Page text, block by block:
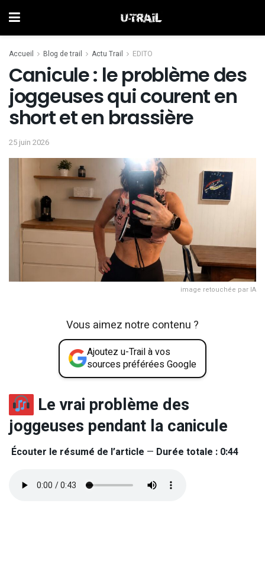
Accueil Blog de trail Actu Trail EDITO
Canicule : le problème des
joggeuses qui courent en
short et en brassière
25 juin 2026
image retouchée par IA
Vous aimez notre contenu ?
Ajoutez u-Trail à vos
sources préférées Google
Le vrai problème des
joggeuses pendant la canicule
Écouter le résumé de l’article — Durée totale : 0:44